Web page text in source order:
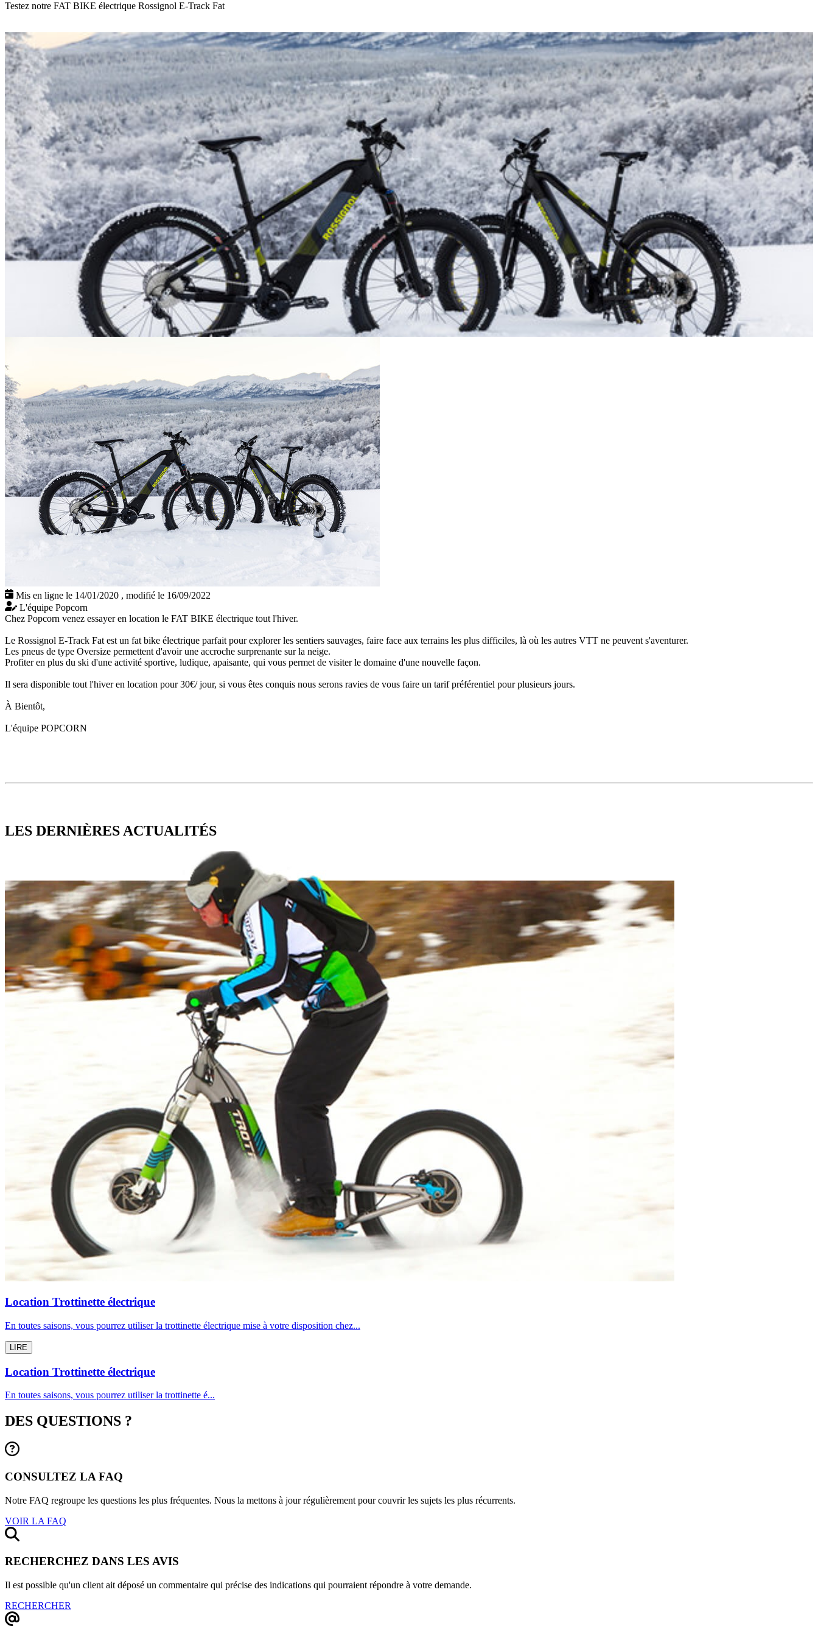
Testez notre FAT BIKE électrique Rossignol E-Track Fat
Mis en ligne le 14/01/2020 , modifié le 16/09/2022
L'équipe Popcorn
Chez Popcorn venez essayer en location le FAT BIKE électrique tout l'hiver.
Le Rossignol E-Track Fat est un fat bike électrique parfait pour explorer les sentiers sauvages, faire face aux terrains les plus difficiles, là où les autres VTT ne peuvent s'aventurer.
Les pneus de type Oversize permettent d'avoir une accroche surprenante sur la neige.
Profiter en plus du ski d'une activité sportive, ludique, apaisante, qui vous permet de visiter le domaine d'une nouvelle façon.
Il sera disponible tout l'hiver en location pour 30€/ jour, si vous êtes conquis nous serons ravies de vous faire un tarif préférentiel pour plusieurs jours.
À Bientôt,
L'équipe POPCORN
LES DERNIÈRES ACTUALITÉS
Location Trottinette électrique
En toutes saisons, vous pourrez utiliser la trottinette électrique mise à votre disposition chez...
LIRE
Location Trottinette électrique
En toutes saisons, vous pourrez utiliser la trottinette é...
DES QUESTIONS ?
CONSULTEZ LA FAQ
Notre FAQ regroupe les questions les plus fréquentes. Nous la mettons à jour régulièrement pour couvrir les sujets les plus récurrents.
VOIR LA FAQ
RECHERCHEZ DANS LES AVIS
Il est possible qu'un client ait déposé un commentaire qui précise des indications qui pourraient répondre à votre demande.
RECHERCHER